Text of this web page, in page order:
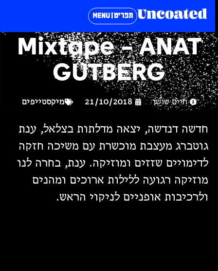
תפריט | MENU
Mixtape – ANAT
GUTBERG
חיים שושן 21/10/2018 מיקסטייפים
חדשה דנדשה, יצאה מדלתות בצלאל, ענת
גוטברג מעצבת מוכשרת עם משיכה חזקה
לדימויים שזזים ומוזיקה. ענת, בחרה לנו
מוזיקה רגועה ללילות ארוכים ומהנים
ולרכיבות אופניים לניקוי הראש.